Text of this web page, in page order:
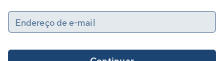
Endereço de e-mail